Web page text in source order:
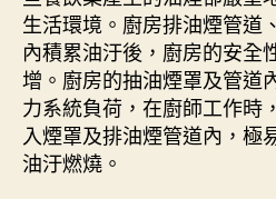
生活環境。廚房排油煙管道
內積累油汙後，廚房的安全
增。廚房的抽油煙罩及管道
力系統負荷，在廚師工作時
入煙罩及排油煙管道內，極
油汙燃燒。